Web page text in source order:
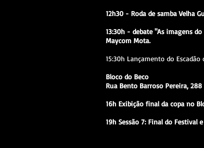
12h30 - Roda de samba Velha
13:30h - debate "As imagens
Maycom Mota.
15:30h Lançamento do Escadão
Bloco do Beco
Rua Bento Barroso Pereira,
16h Exibição final da copa no
19h Sessão 7: Final do Festival